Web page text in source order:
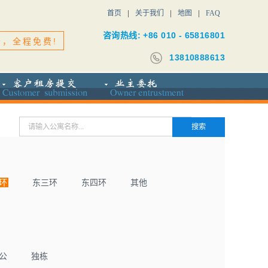
首页 关于我们 地图 FAQ
全程免费!
咨询热线: +86 010 - 65816801
13810888613
东三环 东四环 其他
独栋